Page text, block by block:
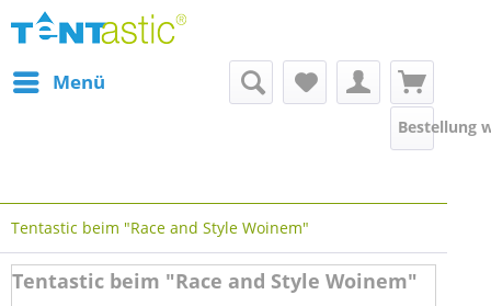
Menü
Bestellung
Tentastic beim "Race and Style Woinem"
Tentastic beim "Race and Style Woinem"